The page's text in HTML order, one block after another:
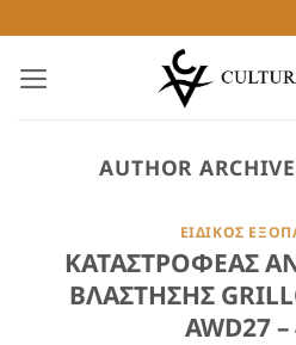
περιεχόμενο
AUTHOR
ΕΙΔΙΚΟΣ
ΚΑΤΑΣΤΡΟΦΕΑΣ
ΒΛΑΣΤΗΣΗΣ
AWD27